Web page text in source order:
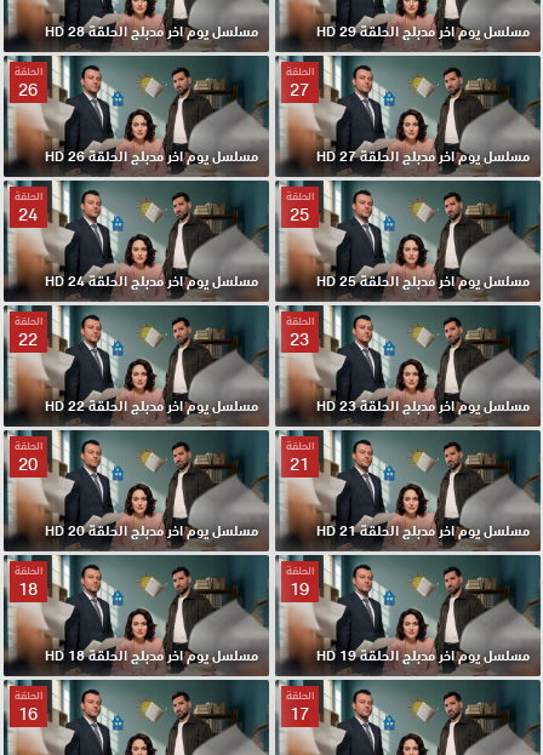
مسلسل يوم اخر مدبلج الحلقة 29 HD مسلسل يوم اخر مدبلج الحلقة 28 HD
الحلقة
27
مسلسل يوم اخر مدبلج الحلقة 27 HD
الحلقة
26
مسلسل يوم اخر مدبلج الحلقة 26 HD
الحلقة
25
مسلسل يوم اخر مدبلج الحلقة 25 HD
الحلقة
24
مسلسل يوم اخر مدبلج الحلقة 24 HD
الحلقة
23
مسلسل يوم اخر مدبلج الحلقة 23 HD
الحلقة
22
مسلسل يوم اخر مدبلج الحلقة 22 HD
الحلقة
21
مسلسل يوم اخر مدبلج الحلقة 21 HD
الحلقة
20
مسلسل يوم اخر مدبلج الحلقة 20 HD
الحلقة
19
مسلسل يوم اخر مدبلج الحلقة 19 HD
الحلقة
18
مسلسل يوم اخر مدبلج الحلقة 18 HD
الحلقة
17
الحلقة
16